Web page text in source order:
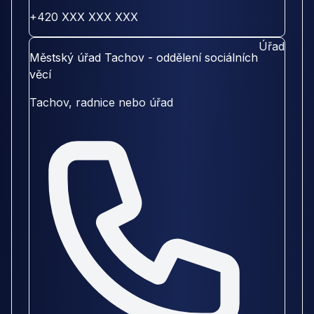
+420 XXX XXX XXX
Městský úřad Tachov - oddělení sociálních
věcí
Tachov, radnice nebo úřad
Úřad